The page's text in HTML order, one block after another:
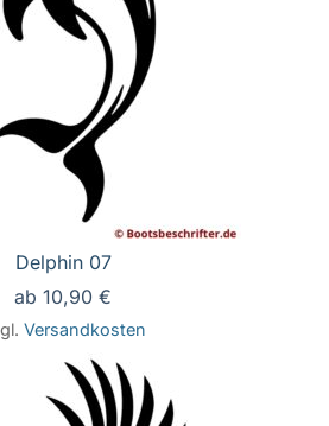
Delphin 07
ab 10,90 €
Versandkosten